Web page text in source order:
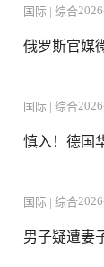
国际 | 综合
俄罗斯官媒
国际 | 综合
慎入！德国
国际 | 综合
男子疑遭妻